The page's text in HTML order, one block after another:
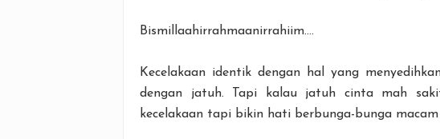
Bismillaahirrahmaanirrahiim....
Kecelakaan identik dengan hal yang
dengan jatuh. Tapi kalau jatuh cinta mah
kecelakaan tapi bikin hati berbunga-bunga